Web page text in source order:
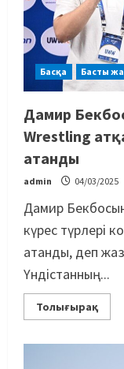
Басқа Басты
Дамир
Wrestling
атанды
admin 04/03/2025
Дамир
күрес түрлері
атанды, деп
Үндістанның...
Толығырақ